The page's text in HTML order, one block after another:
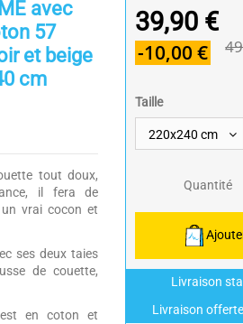
avec
57
et beige
cm
tout doux,
il fera de
vrai cocon et
ses deux taies
de couette,
en coton et
39,90 €
-10,00 €
Taille
Quantité
Livraison
Livraison